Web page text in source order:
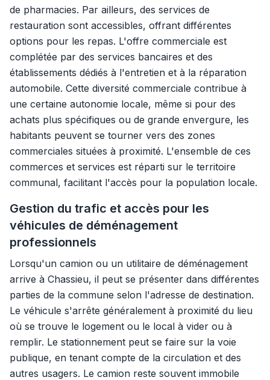
de pharmacies. Par ailleurs, des services de
restauration sont accessibles, offrant différentes
options pour les repas. L'offre commerciale est
complétée par des services bancaires et des
établissements dédiés à l'entretien et à la réparation
automobile. Cette diversité commerciale contribue à
une certaine autonomie locale, même si pour des
achats plus spécifiques ou de grande envergure, les
habitants peuvent se tourner vers des zones
commerciales situées à proximité. L'ensemble de ces
commerces et services est réparti sur le territoire
communal, facilitant l'accès pour la population locale.
Gestion du trafic et accès pour les
véhicules de déménagement
professionnels
Lorsqu'un camion ou un utilitaire de déménagement
arrive à Chassieu, il peut se présenter dans différentes
parties de la commune selon l'adresse de destination.
Le véhicule s'arrête généralement à proximité du lieu
où se trouve le logement ou le local à vider ou à
remplir. Le stationnement peut se faire sur la voie
publique, en tenant compte de la circulation et des
autres usagers. Le camion reste souvent immobile